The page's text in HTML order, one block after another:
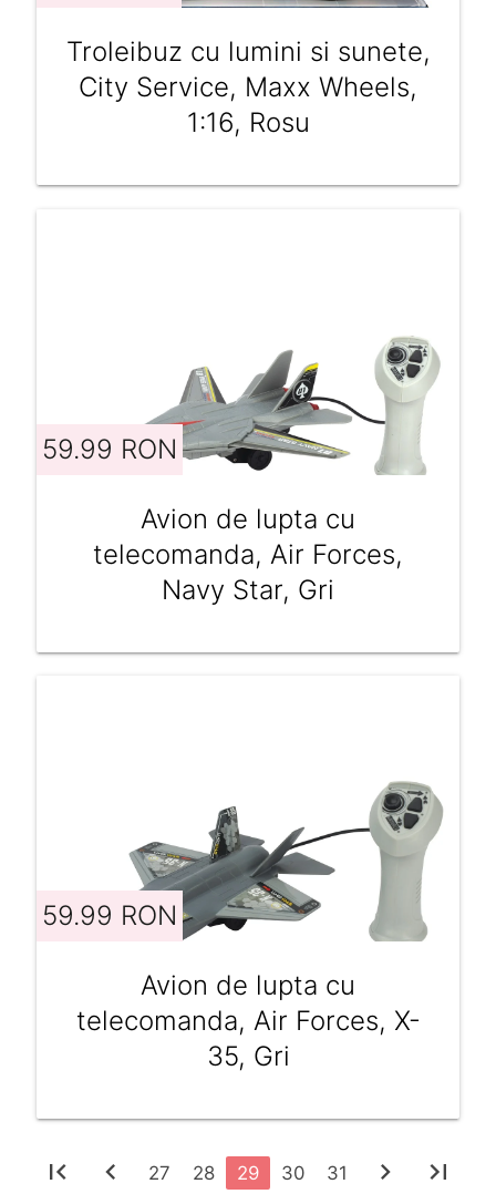
Troleibuz cu lumini si sunete,
City Service, Maxx Wheels,
1:16, Rosu
59.99 RON
Avion de lupta cu
telecomanda, Air Forces,
Navy Star, Gri
59.99 RON
Avion de lupta cu
telecomanda, Air Forces, X-
35, Gri
first_page chevron_left 27 28 29 30 31 chevron_right last_page